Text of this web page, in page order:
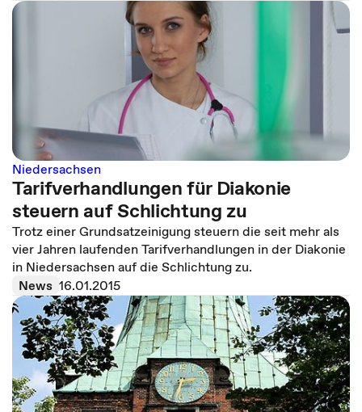
Niedersachsen
Tarifverhandlungen für Diakonie
steuern auf Schlichtung zu
Trotz einer Grundsatzeinigung steuern die seit mehr als
vier Jahren laufenden Tarifverhandlungen in der Diakonie
in Niedersachsen auf die Schlichtung zu.
News 16.01.2015